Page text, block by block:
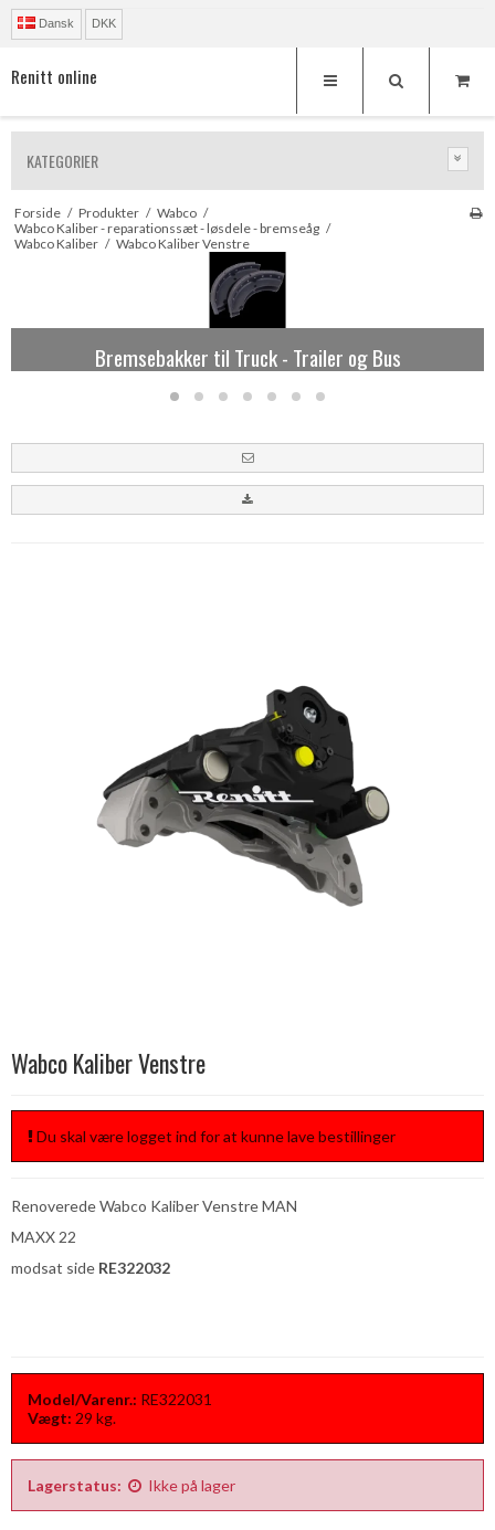
Dansk DKK
Renitt online
KATEGORIER
Forside / Produkter / Wabco /
Wabco Kaliber - reparationssæt - løsdele - bremseåg /
Wabco Kaliber / Wabco Kaliber Venstre
Bremsebakker til Truck - Trailer og Bus
Reparationssæt og løsdele til Knorr kaliber
Wabco Kaliber Venstre
Du skal være logget ind for at kunne lave bestillinger
Renoverede Wabco Kaliber Venstre MAN
MAXX 22
modsat side RE322032
Model/Varenr.: RE322031
Vægt: 29 kg.
Lagerstatus: Ikke på lager